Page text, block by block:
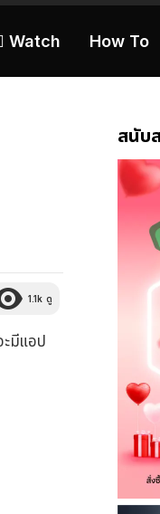
Watch How To
1.1k ดู
มีแอป
สนับ